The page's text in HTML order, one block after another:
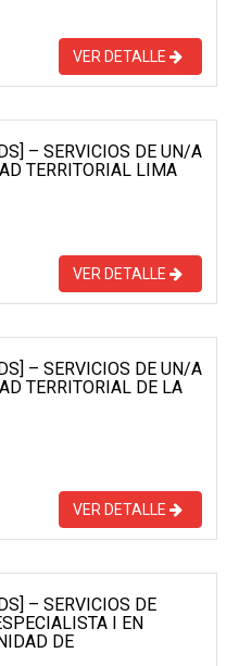
VER DETALLE
– SERVICIOS DE UN/A
TERRITORIAL LIMA
VER DETALLE
– SERVICIOS DE UN/A
TERRITORIAL DE LA
VER DETALLE
– SERVICIOS DE
I EN
DE